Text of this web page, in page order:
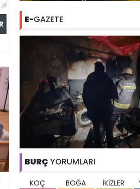
E-GAZETE
BURÇ YORUMLARI
KOÇ BOĞA İKİZLER